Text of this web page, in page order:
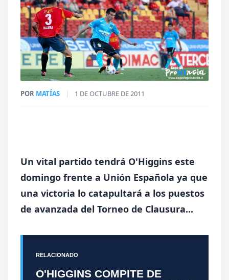
POR MATÍAS | 1 DE OCTUBRE DE 2011
Un vital partido tendrá O'Higgins este
domingo frente a Unión Española ya que
una victoria lo catapultará a los puestos
de avanzada del Torneo de Clausura...
RELACIONADO
O'HIGGINS COMPITE DE